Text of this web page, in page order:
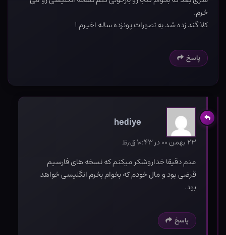
خرم.
کلا گند زده شد به تصورات پونزده ساله اخیرم !
پاسخ
hediye
۲۳ بهمن ۰۰ در ۱۰:۴۳ ق٫ظ
منم دقیقا خداروشکر میکنم که نسخه های فارسیم
قرضی بود و مال خودم که بخوام بخرم انگلیسی خواهد
بود.
پاسخ